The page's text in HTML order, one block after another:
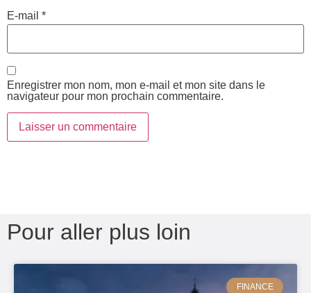
E-mail *
Enregistrer mon nom, mon e-mail et mon site dans le
navigateur pour mon prochain commentaire.
Pour aller plus loin
FINANCE